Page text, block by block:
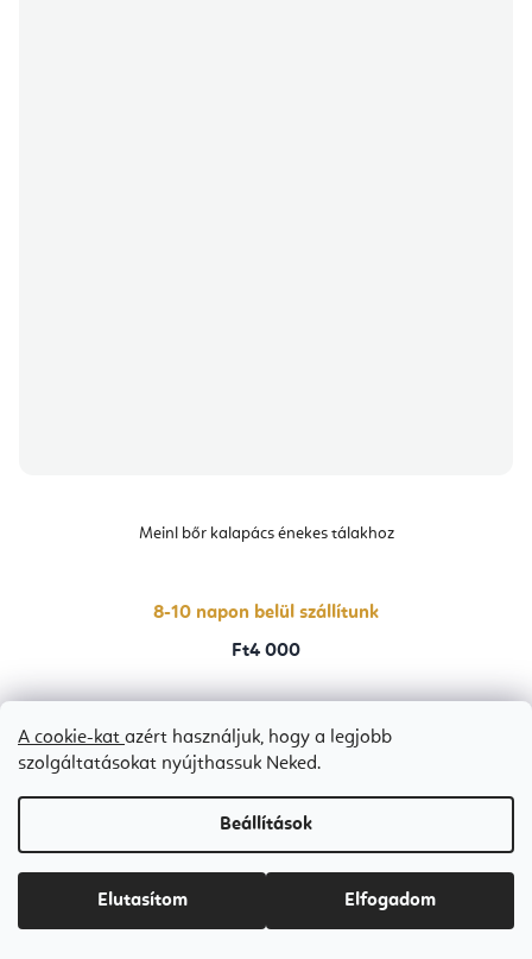
A cookie-kat azért használjuk, hogy a legjobb
szolgáltatásokat nyújthassuk Neked.
Beállítások
Elutasítom Elfogadom
Meinl bőr kalapács énekes tálakhoz
8-10 napon belül szállítunk
Ft4 000